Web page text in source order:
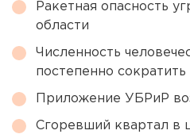
Ракетная опасность
области
Численность
постепенно
Приложение УБРиР
Сгоревший квартал в